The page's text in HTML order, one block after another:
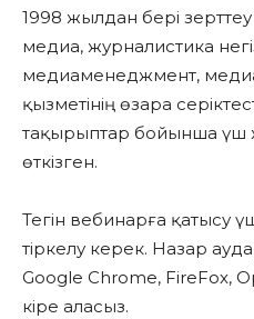
1998 жылдан бері
медиа, журналистика
медиаменеджмент,
қызметінің өзара
тақырыптар бойынша үш
өткізген.
Тегін вебинарға қатысу
тіркелу керек. Назар
Google Chrome, FireFox,
кіре аласыз.